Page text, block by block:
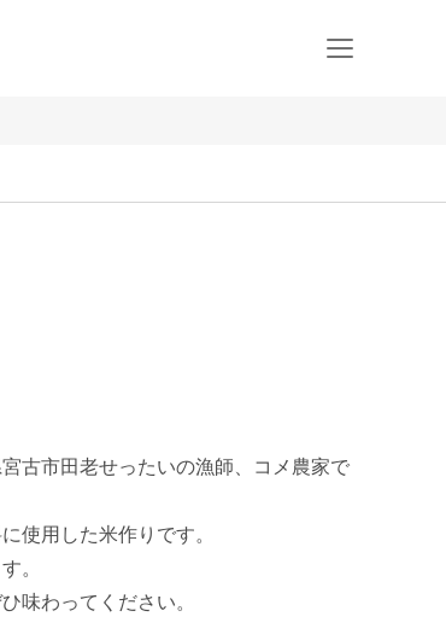
古市田老せったいの漁師、コメ農家で
使用した米作りです。
。
味わってください。